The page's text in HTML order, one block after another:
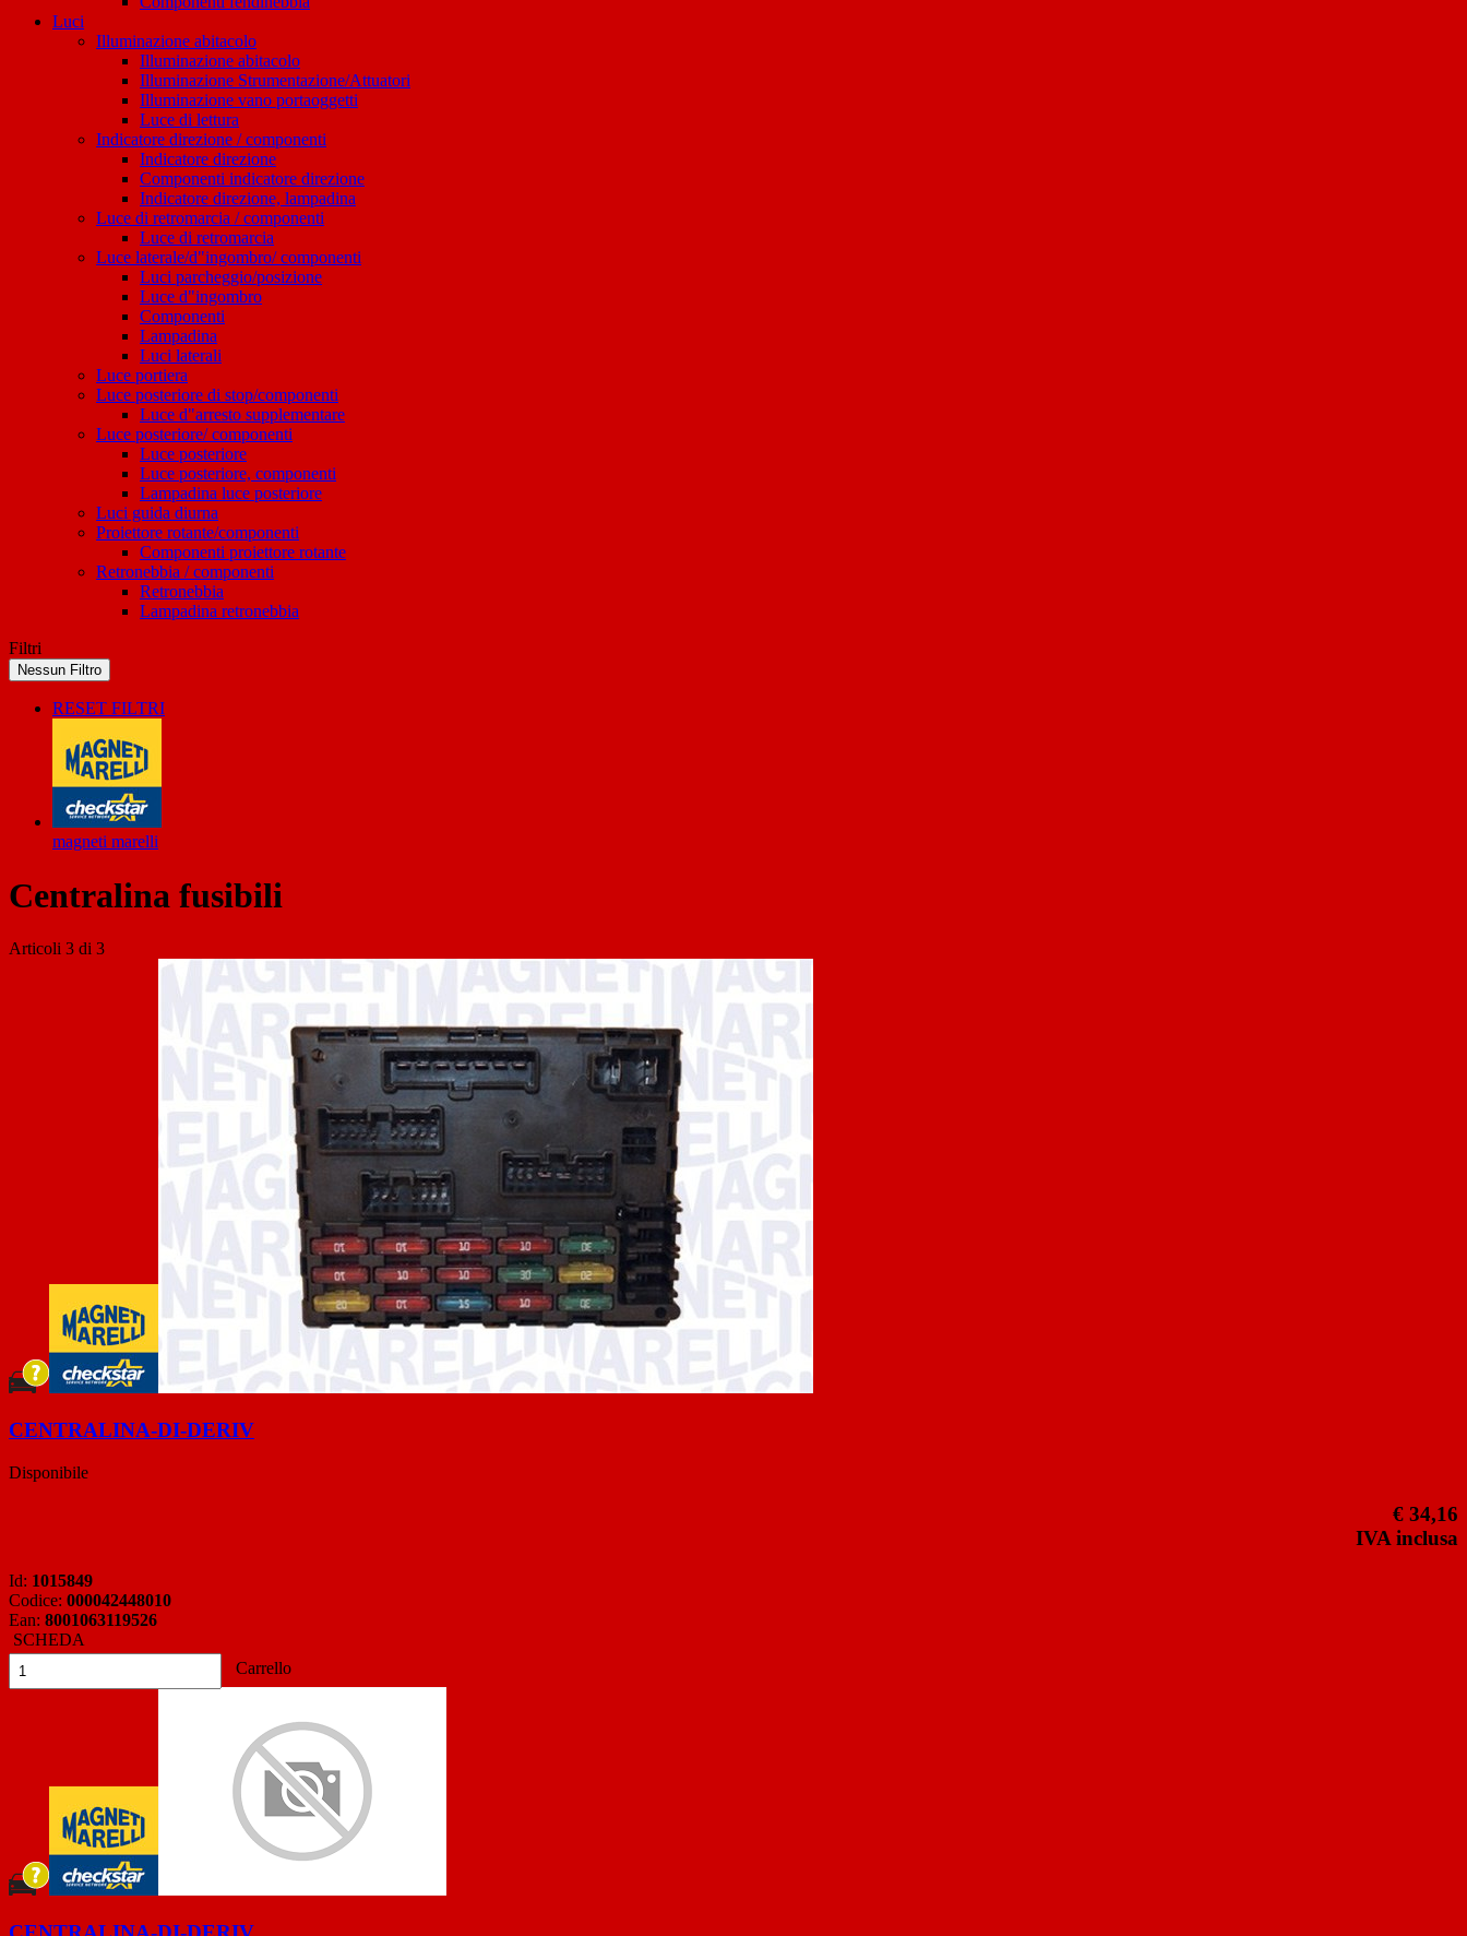
Luci
Illuminazione abitacolo
Illuminazione abitacolo
Illuminazione Strumentazione/Attuatori
Illuminazione vano portaoggetti
Luce di lettura
Indicatore direzione / componenti
Indicatore direzione
Componenti indicatore direzione
Indicatore direzione, lampadina
Luce di retromarcia / componenti
Luce di retromarcia
Luce laterale/d"ingombro/ componenti
Luci parcheggio/posizione
Luce d"ingombro
Componenti
Lampadina
Luci laterali
Luce portiera
Luce posteriore di stop/componenti
Luce d"arresto supplementare
Luce posteriore/ componenti
Luce posteriore
Luce posteriore, componenti
Lampadina luce posteriore
Luci guida diurna
Proiettore rotante/componenti
Componenti proiettore rotante
Retronebbia / componenti
Retronebbia
Lampadina retronebbia
Filtri
Nessun Filtro
RESET FILTRI
magneti marelli
Centralina fusibili
Articoli 3 di 3
CENTRALINA-DI-DERIV
Disponibile
€ 34,16
IVA inclusa
Id: 1015849
Codice: 000042448010
Ean: 8001063119526
SCHEDA
Carrello